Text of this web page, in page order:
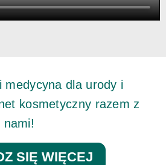
medycyna dla urody i
kosmetyczny razem z
nami!
SIĘ WIĘCEJ